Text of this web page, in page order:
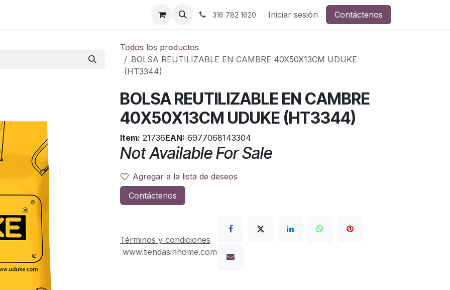
316 782 1620 Iniciar sesión Contáctenos
Todos los productos
BOLSA REUTILIZABLE EN CAMBRE 40X50X13CM UDUKE
(HT3344)
BOLSA REUTILIZABLE EN CAMBRE
40X50X13CM UDUKE (HT3344)
Item: 21736EAN: 6977068143304
Not Available For Sale
Agregar a la lista de deseos
Contáctenos
Términos y condiciones
www.tiendasinhome.com